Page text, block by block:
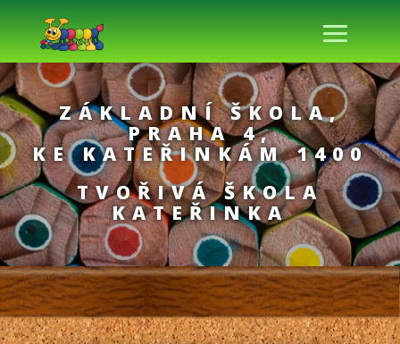
ZÁKLADNÍ ŠKOLA,
PRAHA 4,
KE KATEŘINKÁM 1400
TVOŘIVÁ ŠKOLA
KATEŘINKA